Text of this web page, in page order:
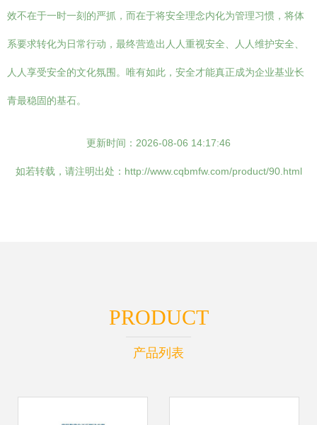
效不在于一时一刻的严抓，而在于将安全理念内化为管理习惯，将体
系要求转化为日常行动，最终营造出人人重视安全、人人维护安全、
人人享受安全的文化氛围。唯有如此，安全才能真正成为企业基业长
青最稳固的基石。
更新时间：2026-08-06 14:17:46
如若转载，请注明出处：http://www.cqbmfw.com/product/90.html
PRODUCT
产品列表